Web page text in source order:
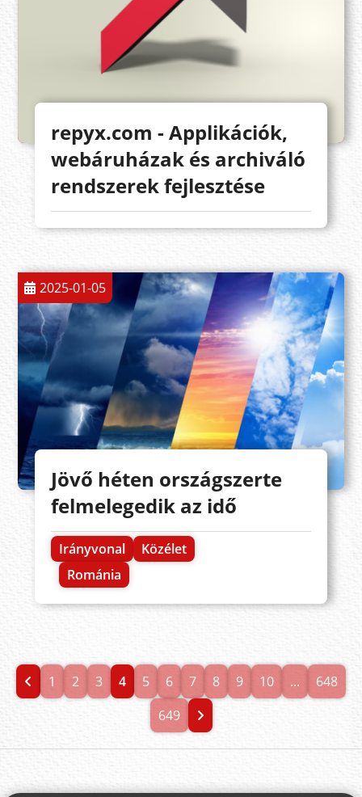
repyx.com - Applikációk,
webáruházak és archiváló
rendszerek fejlesztése
2025-01-05
Jövő héten országszerte
felmelegedik az idő
Irányvonal
Közélet
Románia
1 2 3 4 5 6 7 8 9 10 ...
648
649